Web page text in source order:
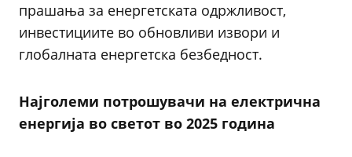
прашања за енергетската одржливост,
инвестициите во обновливи извори и
глобалната енергетска безбедност.
Најголеми потрошувачи на електрична
енергија во светот во 2025 година